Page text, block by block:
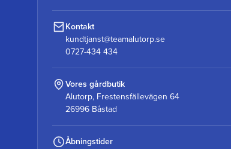
Kontakt
kundtjanst@teamalutorp.se
0727-434 434
Vores gårdbutik
Alutorp, Frestensfällevägen 64
26996 Båstad
Åbningstider